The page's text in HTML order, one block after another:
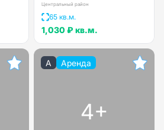
Центральный район
65 кв.м.
1,030 ₽ кв.м.
A Аренда
4+